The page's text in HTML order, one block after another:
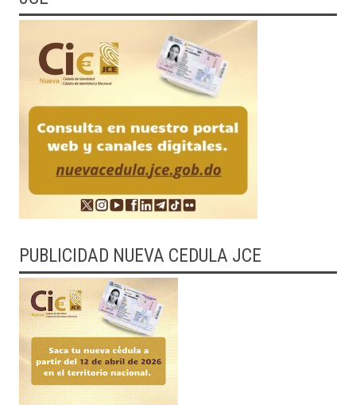
PUBLICIDAD NUEVA CEDULA JCE